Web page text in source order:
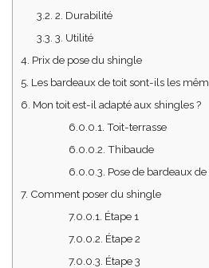
3.2. 2. Durabilité
3.3. 3. Utilité
4. Prix de pose du shingle
5. Les bardeaux de toit sont-ils les
6. Mon toit est-il adapté aux shingles ?
6.0.0.1. Toit-terrasse
6.0.0.2. Thibaude
6.0.0.3. Pose de bardeaux
7. Comment poser du shingle
7.0.0.1. Étape 1
7.0.0.2. Étape 2
7.0.0.3. Étape 3